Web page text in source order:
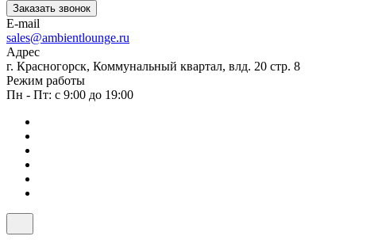
Заказать звонок
E-mail
sales@ambientlounge.ru
Адрес
г. Красногорск, Коммунальный квартал, влд. 20 стр. 8
Режим работы
Пн - Пт: с 9:00 до 19:00